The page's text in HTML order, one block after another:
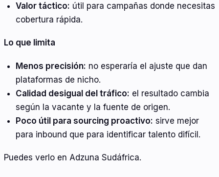
Valor táctico: útil para campañas donde necesitas
cobertura rápida.
Lo que limita
Menos precisión: no esperaría el ajuste que dan
plataformas de nicho.
Calidad desigual del tráfico: el resultado cambia
según la vacante y la fuente de origen.
Poco útil para sourcing proactivo: sirve mejor
para inbound que para identificar talento difícil.
Puedes verlo en Adzuna Sudáfrica.